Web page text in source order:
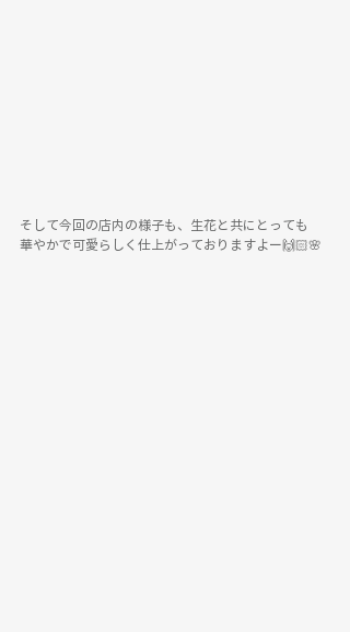
そして今回の店内の様子も、生花と共にとっても
華やかで可愛らしく仕上がっておりますよー🙌🏻🌸